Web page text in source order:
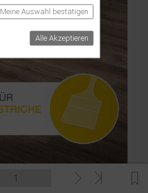
Meine Auswahl bestätigen
Alle Akzeptieren